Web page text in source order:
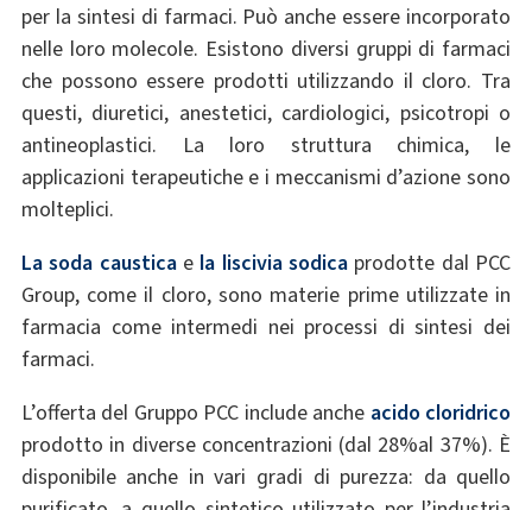
per la sintesi di farmaci. Può anche essere incorporato
nelle loro molecole. Esistono diversi gruppi di farmaci
che possono essere prodotti utilizzando il cloro. Tra
questi, diuretici, anestetici, cardiologici, psicotropi o
antineoplastici. La loro struttura chimica, le
applicazioni terapeutiche e i meccanismi d’azione sono
molteplici.
La soda causticae la liscivia sodica prodotte dal PCC
Group, come il cloro, sono materie prime utilizzate in
farmacia come intermedi nei processi di sintesi dei
farmaci.
L’offerta del Gruppo PCC include anche acido cloridrico
prodotto in diverse concentrazioni (dal 28%al 37%). È
disponibile anche in vari gradi di purezza: da quello